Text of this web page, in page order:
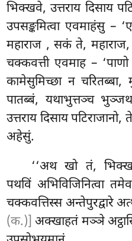
भिक्खवे, उत्तराय दिसाय
उपसङ्कमित्वा एवमाहंसु –
महाराज , सकं ते, महाराज,
चक्कवत्ती एवमाह – ‘पाणो
कामेसुमिच्छा न
पातब्बं, यथाभुत्तञ्च
उत्तराय दिसाय
अहेसुं.
‘‘अथ खो तं,
पथविं अभिविजिनित्वा
चक्कवत्तिस्स अन्तेपुरद्वारे
(क.)] अक्खाहतं मञ्ञे